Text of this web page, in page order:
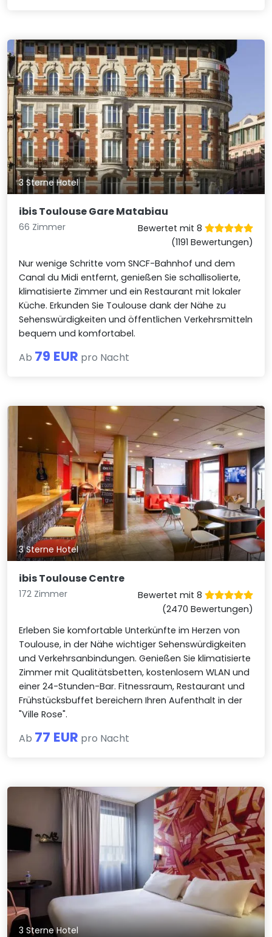
3 Sterne Hotel
ibis Toulouse Gare Matabiau
66 Zimmer
Bewertet mit 8
(1191 Bewertungen)
Nur wenige Schritte vom SNCF-Bahnhof und dem
Canal du Midi entfernt, genießen Sie schallisolierte,
klimatisierte Zimmer und ein Restaurant mit lokaler
Küche. Erkunden Sie Toulouse dank der Nähe zu
Sehenswürdigkeiten und öffentlichen Verkehrsmitteln
bequem und komfortabel.
Ab 79 EUR pro Nacht
3 Sterne Hotel
ibis Toulouse Centre
172 Zimmer
Bewertet mit 8
(2470 Bewertungen)
Erleben Sie komfortable Unterkünfte im Herzen von
Toulouse, in der Nähe wichtiger Sehenswürdigkeiten
und Verkehrsanbindungen. Genießen Sie klimatisierte
Zimmer mit Qualitätsbetten, kostenlosem WLAN und
einer 24-Stunden-Bar. Fitnessraum, Restaurant und
Frühstücksbuffet bereichern Ihren Aufenthalt in der
"Ville Rose".
Ab 77 EUR pro Nacht
3 Sterne Hotel